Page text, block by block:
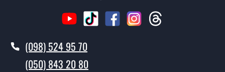
Как быстро можете установить двери
В тот же день в течении нескольких часов, при
условии наличия их на складе, либо на следующий
(098) 524 95 70
(050) 843 20 80